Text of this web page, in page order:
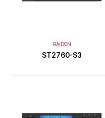
RAIDON
ST2760-S3